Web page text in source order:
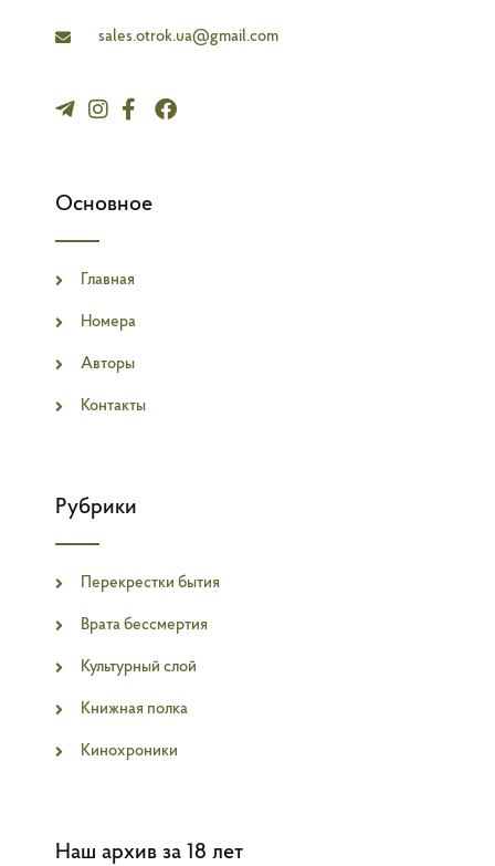
sales.otrok.ua@gmail.com
Основное
Главная
Номера
Авторы
Контакты
Рубрики
Перекрестки бытия
Врата бессмертия
Культурный слой
Книжная полка
Кинохроники
Наш архив за 18 лет